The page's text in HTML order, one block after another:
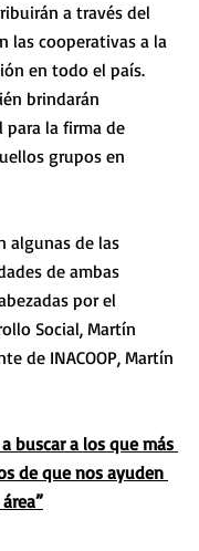
a través del
las cooperativas a la
en todo el país.
brindarán
para la firma de
grupos en
algunas de las
de ambas
por el
Social, Martín
de INACOOP, Martín
buscar a los que más
de que nos ayuden